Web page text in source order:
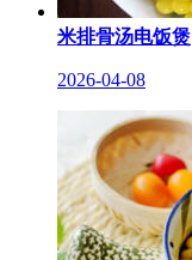
米排骨汤电饭煲
2026-04-08